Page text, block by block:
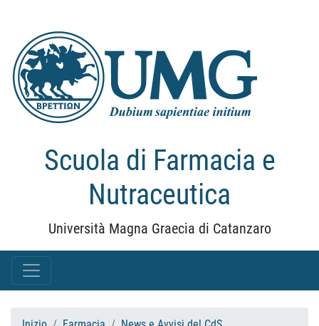
Scuola di Farmacia e
Nutraceutica
Università Magna Graecia di Catanzaro